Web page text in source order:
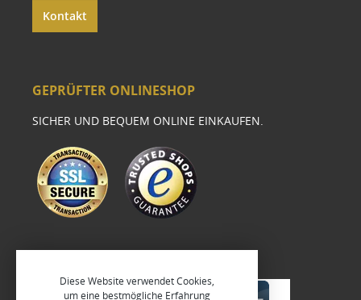
Kontakt
GEPRÜFTER ONLINESHOP
SICHER UND BEQUEM ONLINE EINKAUFEN.
Diese Website verwendet Cookies,
um eine bestmögliche Erfahrung